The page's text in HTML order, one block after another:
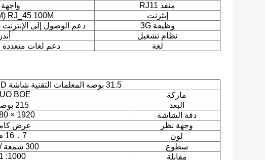
منفذ RJ11
واجهة
إيثرنت
RJ_45 100M (100-1000M اختياري)
وظيفة 3G
دعم الوصول إلى الإنترنت 4G (اختياري افتراضي لا شيء)
نظام تشغيل
لغة
دعم لغات متعددة
31.5 بوصة المعلمات التقنية شاشة LCD
ماركة
BOE
البعد
215 بوصة
دقة الشاشة
1920 × 1080
وجهة نظر
عرض
لون
16．7 م
سطوع
300 شمعة / م 2
مقابلة
1000: 1